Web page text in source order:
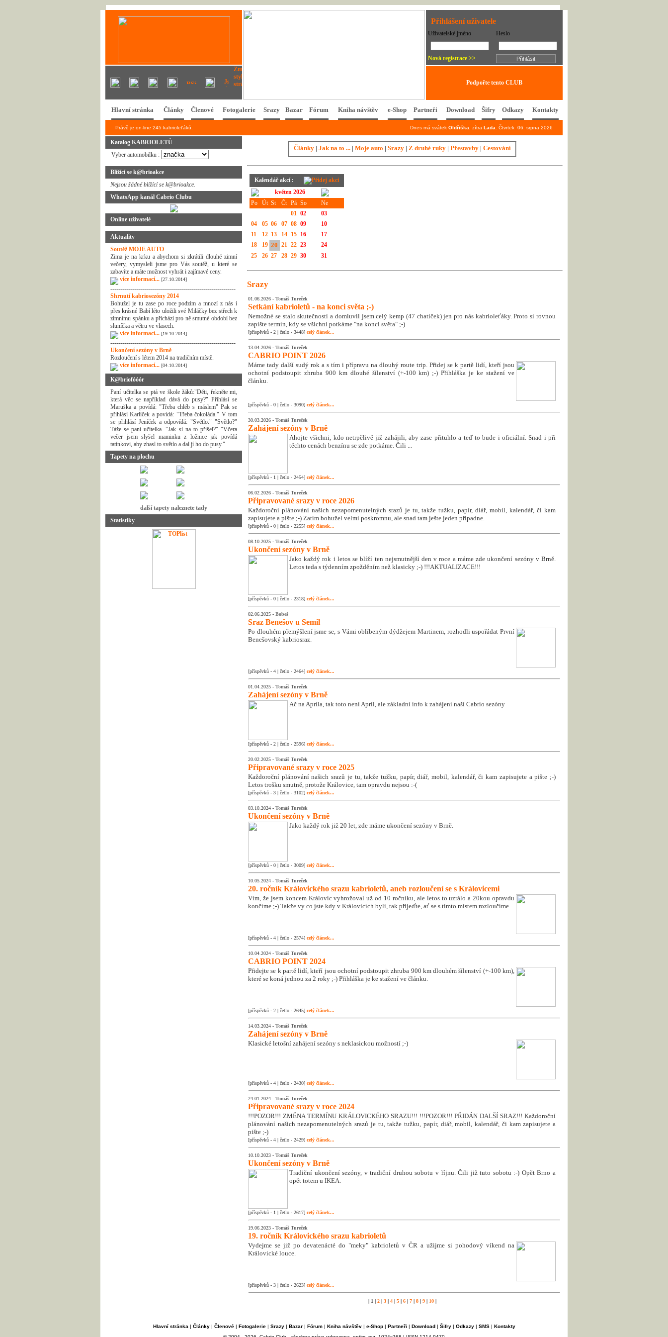
Přihlášení uživatele
Uživatelské jméno Heslo
Nová registrace >>
Podpořte tento CLUB
Hlavní stránka Články Členové Fotogalerie Srazy Bazar Fórum Kniha návštěv e-Shop Partneři Download Šifry Odkazy Kontakty
Právě je on-line 245 kabrioleťáků. Dnes má svátek Oldřiška , zítra Lada . Čtvrtek 06. srpna 2026
Katalog KABRIOLETŮ
Vyber automobilku :
Blížící se k@brioakce
Nejsou žádné blížící se k@brioakce.
WhatsApp kanál Cabrio Clubu
Online uživatelé
Aktuality
Soutěž MOJE AUTO
Zima je na krku a abychom si zkrátili dlouhé zimní
večery, vymysleli jsme pro Vás soutěž, u které se
zabavíte a máte možnost vyhrát i zajímavé ceny.
více informací... [27.10.2014]
---------------------------------------------------------------
Shrnutí kabriosezóny 2014
Bohužel je tu zase po roce podzim a mnozí z nás i
přes krásné Babí léto uložili své Miláčky bez střech k
zimnímu spánku a přichází pro ně smutné období bez
sluníčka a větru ve vlasech.
více informací... [19.10.2014]
---------------------------------------------------------------
Ukončení sezóny v Brně
Rozloučení s létem 2014 na tradičním místě.
více informací... [04.10.2014]
K@briofóóór
Paní učitelka se ptá ve škole žáků:"Děti, řekněte mi,
která věc se například dává do pusy?" Přihlásí se
Maruška a povídá: "Třeba chléb s máslem" Pak se
přihlásí Karlíček a povídá: "Třeba čokoláda." V tom
se přihlásí Jeníček a odpovídá: "Světlo." "Světlo?"
Táže se paní učitelka. "Jak si na to přišel?" "Včera
večer jsem slyšel maminku z ložnice jak povídá
tatínkovi, aby zhasl to světlo a dal jí ho do pusy."
Tapety na plochu
další tapety naleznete tady
Statistiky
Články | Jak na to ... | Moje auto | Srazy | Z druhé ruky | Přestavby | Cestování
Kalendář akcí :
květen 2026
Po
Út St Čt Pá So
Ne
01 02
03
04
05 06 07 08 09
10
11
12 13 14 15 16
17
18
19 20 21 22 23
24
25
26 27 28 29 30 31
Srazy
01.06.2026 - Tomáš Tureček
Setkání kabrioletů - na konci světa ;-)
Nemožné se stalo skutečností a domluvil jsem celý kemp (47 chatiček) jen pro nás kabrioleťáky. Proto si rovnou
zapište termín, kdy se všichni potkáme "na konci světa" ;-)
[příspěvků - 2 | četlo - 3448] celý článek...
13.04.2026 - Tomáš Tureček
CABRIO POINT 2026
Máme tady další sudý rok a s tím i přípravu na dlouhý route trip. Přidej se k partě lidí, kteří jsou
ochotní podstoupit zhruba 900 km dlouhé šílenství (+-100 km) ;-) Přihláška je ke stažení ve
článku.
[příspěvků - 0 | četlo - 3090] celý článek...
30.03.2026 - Tomáš Tureček
Zahájení sezóny v Brně
Ahojte všichni, kdo netrpělivě již zahájili, aby zase přituhlo a teď to bude i oficiální. Snad i při
těchto cenách benzínu se zde potkáme. Čili ...
[příspěvků - 1 | četlo - 2454] celý článek...
06.02.2026 - Tomáš Tureček
Připravované srazy v roce 2026
Každoroční plánování našich nezapomenutelných srazů je tu, takže tužku, papír, diář, mobil, kalendář, či kam
zapisujete a pište ;-) Zatím bohužel velmi poskromnu, ale snad tam ješte jeden připadne.
[příspěvků - 0 | četlo - 2255] celý článek...
08.10.2025 - Tomáš Tureček
Ukončení sezóny v Brně
Jako každý rok i letos se blíží ten nejsmutnější den v roce a máme zde ukončení sezóny v Brně.
Letos teda s týdenním zpožděním než klasicky ;-) !!!AKTUALIZACE!!!
[příspěvků - 0 | četlo - 2318] celý článek...
02.06.2025 - Bobeš
Sraz Benešov u Semil
Po dlouhém přemýšlení jsme se, s Vámi oblíbeným dýdžejem Martinem, rozhodli uspořádat První
Benešovský kabriosraz.
[příspěvků - 4 | četlo - 2464] celý článek...
01.04.2025 - Tomáš Tureček
Zahájení sezóny v Brně
Ač na Apríla, tak toto není Apríl, ale základní info k zahájení naší Cabrio sezóny
[příspěvků - 2 | četlo - 2596] celý článek...
20.02.2025 - Tomáš Tureček
Připravované srazy v roce 2025
Každoroční plánování našich srazů je tu, takže tužku, papír, diář, mobil, kalendář, či kam zapisujete a pište ;-)
Letos trošku smutně, protože Královice, tam opravdu nejsou :-(
[příspěvků - 3 | četlo - 3102] celý článek...
03.10.2024 - Tomáš Tureček
Ukončení sezóny v Brně
Jako každý rok již 20 let, zde máme ukončení sezóny v Brně.
[příspěvků - 0 | četlo - 3009] celý článek...
10.05.2024 - Tomáš Tureček
20. ročník Královického srazu kabrioletů, aneb rozloučení se s Královicemi
Vím, že jsem koncem Královic vyhrožoval už od 10 ročníku, ale letos to uzrálo a 20kou opravdu
končíme ;-) Takže vy co jste kdy v Královicích byli, tak přijeďte, ať se s tímto místem rozloučíme.
[příspěvků - 4 | četlo - 2574] celý článek...
10.04.2024 - Tomáš Tureček
CABRIO POINT 2024
Přidejte se k partě lidí, kteří jsou ochotní podstoupit zhruba 900 km dlouhém šílenství (+-100 km),
které se koná jednou za 2 roky ;-) Přihláška je ke stažení ve článku.
[příspěvků - 2 | četlo - 2645] celý článek...
14.03.2024 - Tomáš Tureček
Zahájení sezóny v Brně
Klasické letošní zahájení sezóny s neklasickou možností ;-)
[příspěvků - 4 | četlo - 2430] celý článek...
24.01.2024 - Tomáš Tureček
Připravované srazy v roce 2024
!!!POZOR!!! ZMĚNA TERMÍNU KRÁLOVICKÉHO SRAZU!!! !!!POZOR!!! PŘIDÁN DALŠÍ SRAZ!!! Každoroční
plánování našich nezapomenutelných srazů je tu, takže tužku, papír, diář, mobil, kalendář, či kam zapisujete a
pište ;-)
[příspěvků - 4 | četlo - 2429] celý článek...
10.10.2023 - Tomáš Tureček
Ukončení sezóny v Brně
Tradiční ukončení sezóny, v tradiční druhou sobotu v říjnu. Čili již tuto sobotu :-) Opět Brno a
opět totem u IKEA.
[příspěvků - 1 | četlo - 2617] celý článek...
19.06.2023 - Tomáš Tureček
19. ročník Královického srazu kabrioletů
Vydejme se již po devatenácté do "meky" kabrioletů v ČR a užijme si pohodový víkend na
Královické louce.
[příspěvků - 3 | četlo - 2623] celý článek...
| 1 | 2 | 3 | 4 | 5 | 6 | 7 | 8 | 9 | 10 |
Hlavní stránka | Články| Členové| Fotogalerie| Srazy| Bazar| Fórum| Kniha návštěv| e-Shop| Partneři | Download| Šifry| Odkazy| SMS| Kontakty